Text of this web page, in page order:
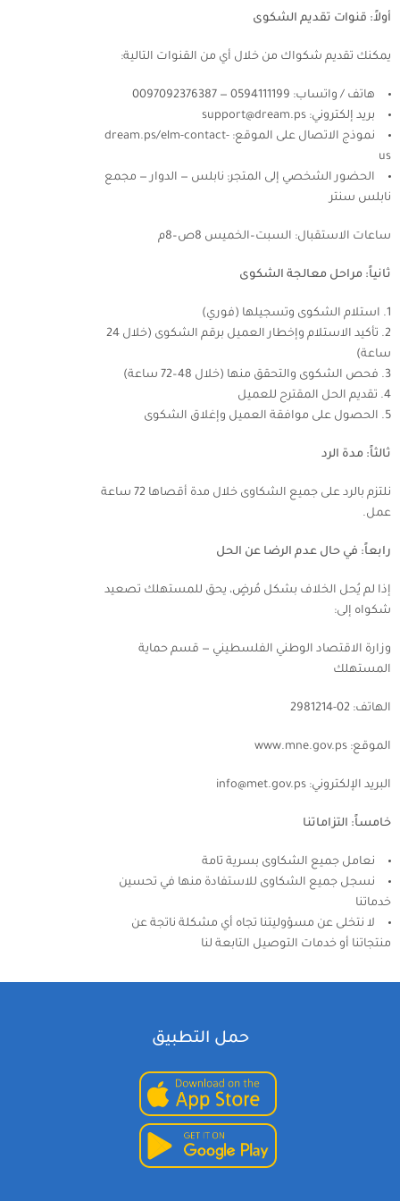
أولاً: قنوات تقديم الشكوى
يمكنك تقديم شكواك من خلال أي من القنوات التالية:
هاتف / واتساب: 0594111199 — 0097092376387
بريد إلكتروني: support@dream.ps
نموذج الاتصال على الموقع: dream.ps/elm-contact-
us
الحضور الشخصي إلى المتجر: نابلس — الدوار — مجمع
نابلس سنتر
ساعات الاستقبال: السبت–الخميس 8ص–8م
ثانياً: مراحل معالجة الشكوى
استلام الشكوى وتسجيلها (فوري)
تأكيد الاستلام وإخطار العميل برقم الشكوى (خلال 24
ساعة)
فحص الشكوى والتحقق منها (خلال 48–72 ساعة)
تقديم الحل المقترح للعميل
الحصول على موافقة العميل وإغلاق الشكوى
ثالثاً: مدة الرد
نلتزم بالرد على جميع الشكاوى خلال مدة أقصاها 72 ساعة
عمل.
رابعاً: في حال عدم الرضا عن الحل
إذا لم يُحل الخلاف بشكل مُرضٍ، يحق للمستهلك تصعيد
شكواه إلى:
وزارة الاقتصاد الوطني الفلسطيني — قسم حماية
المستهلك
الهاتف: 02-2981214
الموقع: www.mne.gov.ps
البريد الإلكتروني: info@met.gov.ps
خامساً: التزاماتنا
نعامل جميع الشكاوى بسرية تامة
نسجل جميع الشكاوى للاستفادة منها في تحسين
خدماتنا
لا نتخلى عن مسؤوليتنا تجاه أي مشكلة ناتجة عن
منتجاتنا أو خدمات التوصيل التابعة لنا
حمل التطبيق